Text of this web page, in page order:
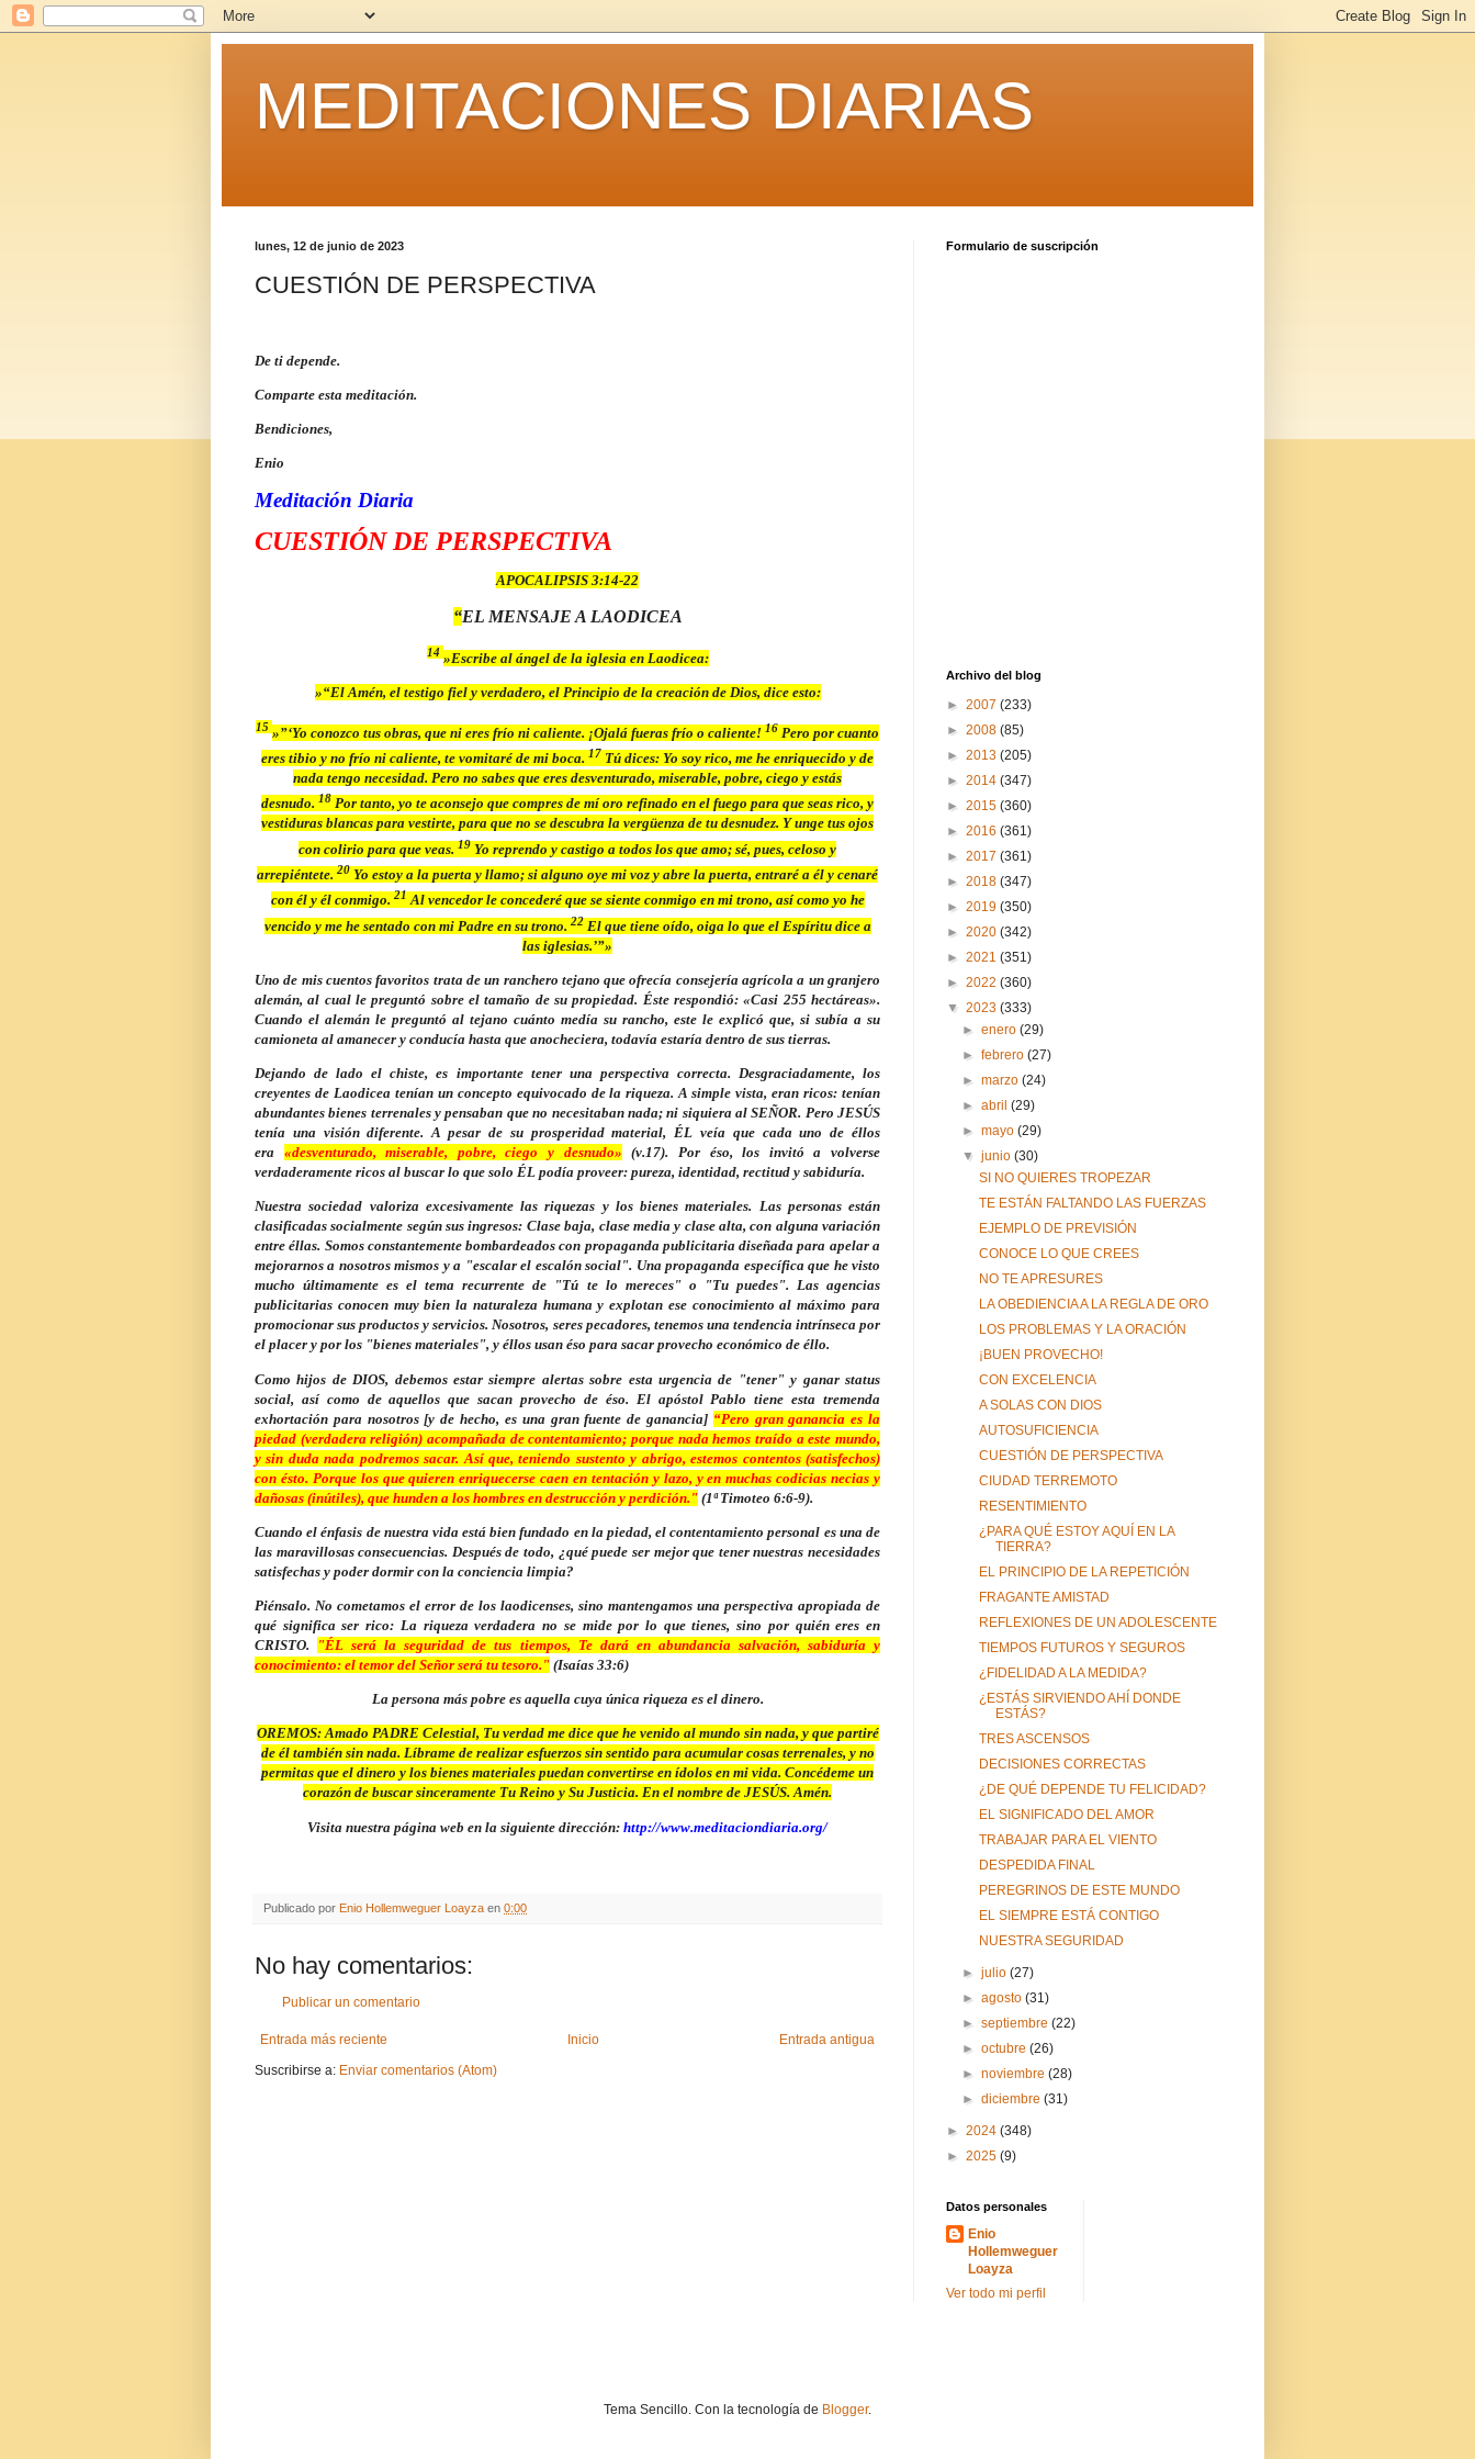
MEDITACIONES DIARIAS
lunes, 12 de junio de 2023
CUESTIÓN DE PERSPECTIVA
De ti depende.
Comparte esta meditación.
Bendiciones,
Enio
Meditación Diaria
CUESTIÓN DE PERSPECTIVA
APOCALIPSIS 3:14-22
“EL MENSAJE A LAODICEA
14 »Escribe al ángel de la iglesia en Laodicea:
»“El Amén, el testigo fiel y verdadero, el Principio de la creación de Dios, dice esto:
15 »”‘Yo conozco tus obras, que ni eres frío ni caliente. ¡Ojalá fueras frío o caliente! 16Pero por cuanto
eres tibio y no frío ni caliente, te vomitaré de mi boca. 17Tú dices: Yo soy rico, me he enriquecido y de
nada tengo necesidad. Pero no sabes que eres desventurado, miserable, pobre, ciego y estás
desnudo. 18Por tanto, yo te aconsejo que compres de mí oro refinado en el fuego para que seas rico, y
vestiduras blancas para vestirte, para que no se descubra la vergüenza de tu desnudez. Y unge tus ojos
con colirio para que veas. 19Yo reprendo y castigo a todos los que amo; sé, pues, celoso y
arrepiéntete. 20Yo estoy a la puerta y llamo; si alguno oye mi voz y abre la puerta, entraré a él y cenaré
con él y él conmigo. 21Al vencedor le concederé que se siente conmigo en mi trono, así como yo he
vencido y me he sentado con mi Padre en su trono. 22El que tiene oído, oiga lo que el Espíritu dice a
las iglesias.’”»
Uno de mis cuentos favoritos trata de un ranchero tejano que ofrecía consejería agrícola a un granjero
alemán, al cual le preguntó sobre el tamaño de su propiedad. Éste respondió: «Casi 255 hectáreas».
Cuando el alemán le preguntó al tejano cuánto medía su rancho, este le explicó que, si subía a su
camioneta al amanecer y conducía hasta que anocheciera, todavía estaría dentro de sus tierras.
Dejando de lado el chiste, es importante tener una perspectiva correcta. Desgraciadamente, los
creyentes de Laodicea tenían un concepto equivocado de la riqueza. A simple vista, eran ricos: tenían
abundantes bienes terrenales y pensaban que no necesitaban nada; ni siquiera al SEÑOR. Pero JESÚS
tenía una visión diferente. A pesar de su prosperidad material, ÉL veía que cada uno de éllos
era «desventurado, miserable, pobre, ciego y desnudo» (v.17). Por éso, los invitó a volverse
verdaderamente ricos al buscar lo que solo ÉL podía proveer: pureza, identidad, rectitud y sabiduría.
Nuestra sociedad valoriza excesivamente las riquezas y los bienes materiales. Las personas están
clasificadas socialmente según sus ingresos: Clase baja, clase media y clase alta, con alguna variación
entre éllas. Somos constantemente bombardeados con propaganda publicitaria diseñada para apelar a
mejorarnos a nosotros mismos y a "escalar el escalón social". Una propaganda específica que he visto
mucho últimamente es el tema recurrente de "Tú te lo mereces" o "Tu puedes". Las agencias
publicitarias conocen muy bien la naturaleza humana y explotan ese conocimiento al máximo para
promocionar sus productos y servicios. Nosotros, seres pecadores, tenemos una tendencia intrínseca por
el placer y por los "bienes materiales", y éllos usan éso para sacar provecho económico de éllo.
Como hijos de DIOS, debemos estar siempre alertas sobre esta urgencia de "tener" y ganar status
social, así como de aquellos que sacan provecho de éso. El apóstol Pablo tiene esta tremenda
exhortación para nosotros [y de hecho, es una gran fuente de ganancia] “Pero gran ganancia es la
piedad (verdadera religión) acompañada de contentamiento; porque nada hemos traído a este mundo,
y sin duda nada podremos sacar. Así que, teniendo sustento y abrigo, estemos contentos (satisfechos)
con ésto. Porque los que quieren enriquecerse caen en tentación y lazo, y en muchas codicias necias y
dañosas (inútiles), que hunden a los hombres en destrucción y perdición." (1ª Timoteo 6:6-9).
Cuando el énfasis de nuestra vida está bien fundado en la piedad, el contentamiento personal es una de
las maravillosas consecuencias. Después de todo, ¿qué puede ser mejor que tener nuestras necesidades
satisfechas y poder dormir con la conciencia limpia?
Piénsalo. No cometamos el error de los laodicenses, sino mantengamos una perspectiva apropiada de
qué significa ser rico: La riqueza verdadera no se mide por lo que tienes, sino por quién eres en
CRISTO.
"ÉL será la seguridad de tus tiempos, Te dará en abundancia salvación, sabiduría y
conocimiento: el temor del Señor será tu tesoro." (Isaías 33:6)
La persona más pobre es aquella cuya única riqueza es el dinero.
OREMOS:Amado PADRE Celestial, Tu verdad me dice que he venido al mundo sin nada, y que partiré
de él también sin nada. Líbrame de realizar esfuerzos sin sentido para acumular cosas terrenales, y no
permitas que el dinero y los bienes materiales puedan convertirse en ídolos en mi vida. Concédeme un
corazón de buscar sinceramente Tu Reino y Su Justicia. En el nombre de JESÚS. Amén.
Visita nuestra página web en la siguiente dirección: http://www.meditaciondiaria.org/
Publicado por Enio Hollemweguer Loayza en 0:00
No hay comentarios:
Publicar un comentario
Entrada más reciente Entrada antigua
Inicio
Suscribirse a: Enviar comentarios (Atom)
Formulario de suscripción
Archivo del blog
► 2007 (233)
► 2008 (85)
► 2013 (205)
► 2014 (347)
► 2015 (360)
► 2016 (361)
► 2017 (361)
► 2018 (347)
► 2019 (350)
► 2020 (342)
► 2021 (351)
► 2022 (360)
▼ 2023 (333)
►enero(29)
►febrero(27)
►marzo(24)
►abril(29)
►mayo(29)
▼junio(30)
SI NO QUIERES TROPEZAR
TE ESTÁN FALTANDO LAS FUERZAS
EJEMPLO DE PREVISIÓN
CONOCE LO QUE CREES
NO TE APRESURES
LA OBEDIENCIA A LA REGLA DE ORO
LOS PROBLEMAS Y LA ORACIÓN
¡BUEN PROVECHO!
CON EXCELENCIA
A SOLAS CON DIOS
AUTOSUFICIENCIA
CUESTIÓN DE PERSPECTIVA
CIUDAD TERREMOTO
RESENTIMIENTO
¿PARA QUÉ ESTOY AQUÍ EN LA
TIERRA?
EL PRINCIPIO DE LA REPETICIÓN
FRAGANTE AMISTAD
REFLEXIONES DE UN ADOLESCENTE
TIEMPOS FUTUROS Y SEGUROS
¿FIDELIDAD A LA MEDIDA?
¿ESTÁS SIRVIENDO AHÍ DONDE
ESTÁS?
TRES ASCENSOS
DECISIONES CORRECTAS
¿DE QUÉ DEPENDE TU FELICIDAD?
EL SIGNIFICADO DEL AMOR
TRABAJAR PARA EL VIENTO
DESPEDIDA FINAL
PEREGRINOS DE ESTE MUNDO
EL SIEMPRE ESTÁ CONTIGO
NUESTRA SEGURIDAD
►julio(27)
►agosto(31)
►septiembre(22)
►octubre(26)
►noviembre(28)
►diciembre(31)
► 2024 (348)
► 2025 (9)
Datos personales
Enio
Hollemweguer
Loayza
Ver todo mi perfil
Tema Sencillo. Con la tecnología de Blogger.